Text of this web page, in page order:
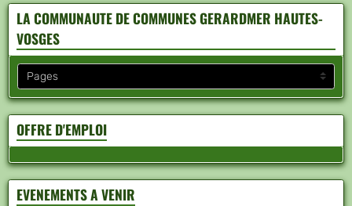
LA COMMUNAUTE DE COMMUNES GERARDMER HAUTES-
VOSGES
OFFRE D'EMPLOI
EVENEMENTS A VENIR